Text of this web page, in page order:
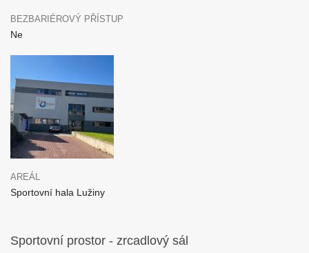
BEZBARIÉROVÝ PŘÍSTUP
Ne
AREÁL
Sportovní hala Lužiny
Sportovní prostor - zrcadlový sál